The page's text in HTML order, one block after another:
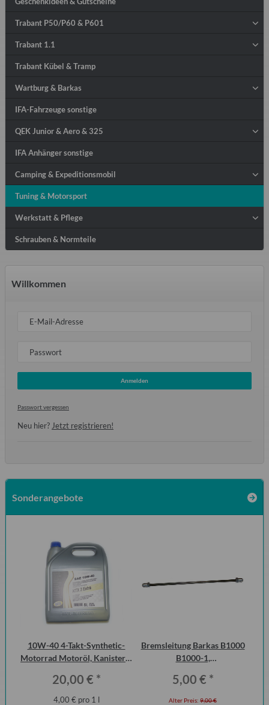
Trabant P50/P60 & P601
Trabant 1.1
Trabant Kübel & Tramp
Wartburg & Barkas
IFA-Fahrzeuge sonstige
QEK Junior & Aero & 325
IFA Anhänger sonstige
Camping & Expeditionsmobil
Tuning & Motorsport
Werkstatt & Pflege
Schrauben & Normteile
Willkommen
E-Mail-Adresse
Passwort
Anmelden
Passwort vergessen
Neu hier? Jetzt registrieren!
Sonderangebote
10W-40 4-Takt-Synthetic-
Motorrad Motoröl, Kanister 5
20,00 € *
4,00 € pro 1 l
Bremsleitung Barkas B1000
B1000-1,
5,00 € *
Alter Preis: 9,00 €